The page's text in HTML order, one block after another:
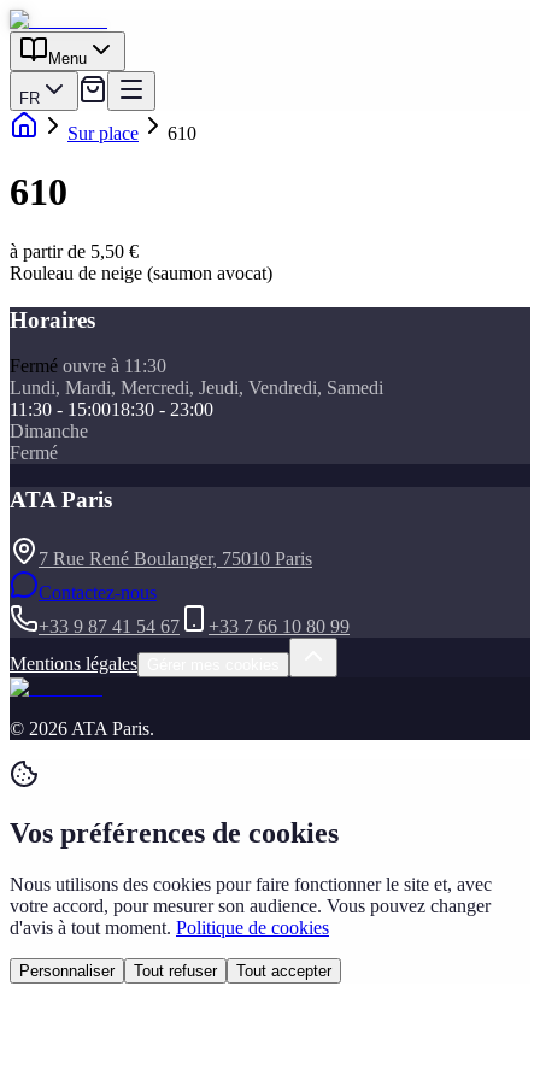
Menu
FR
Sur place 610
610
à partir de 5,50 €
Rouleau de neige (saumon avocat)
Horaires
Fermé ouvre à 11:30
Lundi, Mardi, Mercredi, Jeudi, Vendredi, Samedi
11:30 - 15:0018:30 - 23:00
Dimanche
Fermé
ATA Paris
7 Rue René Boulanger, 75010 Paris
Contactez-nous
+33 9 87 41 54 67
+33 7 66 10 80 99
Mentions légales
© 2026 ATA Paris.
Vos préférences de cookies
Nous utilisons des cookies pour faire fonctionner le site et, avec
votre accord, pour mesurer son audience. Vous pouvez changer
d'avis à tout moment. Politique de cookies
Personnaliser Tout refuser Tout accepter